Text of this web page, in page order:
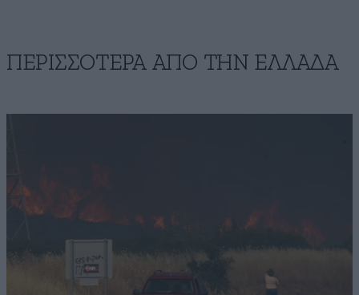
ΠΕΡΙΣΣΟΤΕΡΑ ΑΠΟ ΤΗΝ ΕΛΛΑΔΑ